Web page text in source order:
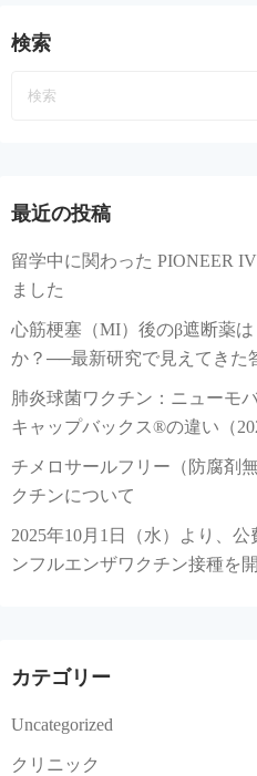
検索
最近の投稿
留学中に関わった PIONEER
ました
心筋梗塞（MI）後のβ遮断薬
か？──最新研究で見えてきた
肺炎球菌ワクチン：ニューモ
キャップバックス®の違い（
チメロサールフリー（防腐剤
クチンについて
2025年10月1日（水）より、
ンフルエンザワクチン接種を
カテゴリー
Uncategorized
クリニック